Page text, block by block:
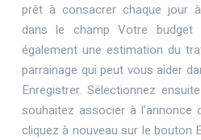
prêt à consacrer chaque jour à
dans le champ Votre budget
également une estimation du
parrainage qui peut vous aider
Enregistrer. Sélectionnez
souhaitez associer à
cliquez à nouveau sur le bouton